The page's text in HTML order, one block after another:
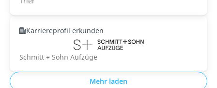
Karriereprofil erkunden
Schmitt + Sohn Aufzüge
Mehr laden